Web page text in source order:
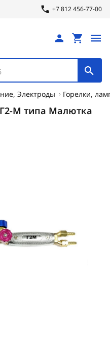
+7 812 456-77-00
Электроды Горелки,
М типа Малютка